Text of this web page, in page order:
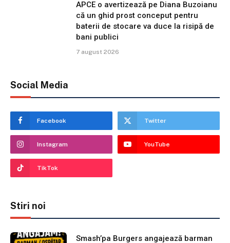
APCE o avertizează pe Diana Buzoianu
că un ghid prost conceput pentru
baterii de stocare va duce la risipă de
bani publici
7 august 2026
Social Media
Facebook Twitter
Instagram YouTube
TikTok
Stiri noi
Smash’pa Burgers angajează barman